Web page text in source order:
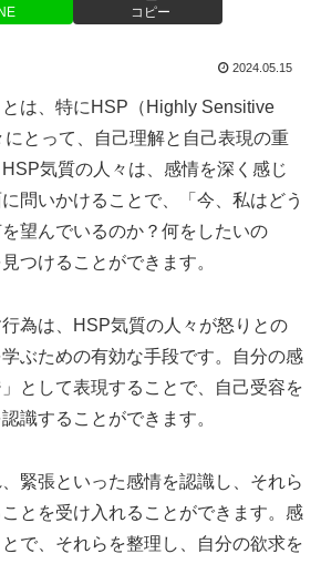
コピー
2024.05.15
は、特にHSP（Highly Sensitive
にとって、自己理解と自己表現の重
気質の人々は、感情を深く感じ
問いかけることで、「今、私はどう
望んでいるのか？何をしたいの
つけることができます。
為は、HSP気質の人々が怒りとの
ぶための有効な手段です。自分の感
として表現することで、自己受容を
識することができます。
緊張といった感情を認識し、それら
とを受け入れることができます。感
で、それらを整理し、自分の欲求を